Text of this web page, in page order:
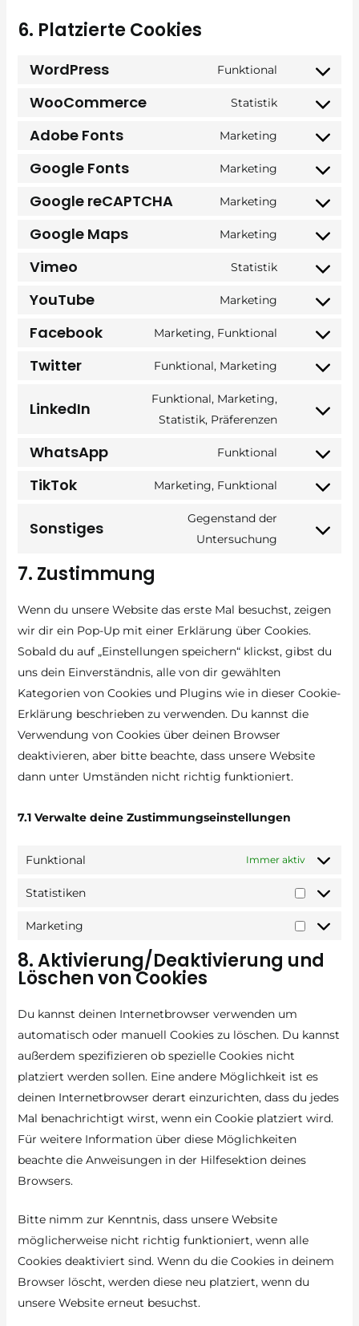
6. Platzierte Cookies
WordPress Funktional
Consent
wordpress
WooCommerce Statistik
Consent
Adobe Fonts Marketing
Consent
adobe-
fonts
Google Fonts Marketing
Consent
google-
fonts
Google reCAPTCHA Marketing
Consent
google-
recaptcha
Google Maps Marketing
Consent
google-
maps
Vimeo Statistik
Consent
vimeo
YouTube Marketing
Consent
youtube
Facebook Marketing, Funktional
Consent
facebook
Twitter Funktional, Marketing
Consent
service
LinkedIn
Funktional, Marketing,
Statistik, Präferenzen
Consent
service
linkedin
WhatsApp Funktional
Consent
whatsapp
TikTok Marketing, Funktional
Consent
service
Sonstiges
Gegenstand der
Untersuchung
Consent
7. Zustimmung
Wenn du unsere Website das erste Mal besuchst, zeigen
wir dir ein Pop-Up mit einer Erklärung über Cookies.
Sobald du auf „Einstellungen speichern“ klickst, gibst du
uns dein Einverständnis, alle von dir gewählten
Kategorien von Cookies und Plugins wie in dieser Cookie-
Erklärung beschrieben zu verwenden. Du kannst die
Verwendung von Cookies über deinen Browser
deaktivieren, aber bitte beachte, dass unsere Website
dann unter Umständen nicht richtig funktioniert.
7.1 Verwalte deine Zustimmungseinstellungen
Funktional Immer aktiv
Statistiken
Marketing
8. Aktivierung/Deaktivierung und
Löschen von Cookies
Du kannst deinen Internetbrowser verwenden um
automatisch oder manuell Cookies zu löschen. Du kannst
außerdem spezifizieren ob spezielle Cookies nicht
platziert werden sollen. Eine andere Möglichkeit ist es
deinen Internetbrowser derart einzurichten, dass du jedes
Mal benachrichtigt wirst, wenn ein Cookie platziert wird.
Für weitere Information über diese Möglichkeiten
beachte die Anweisungen in der Hilfesektion deines
Browsers.
Bitte nimm zur Kenntnis, dass unsere Website
möglicherweise nicht richtig funktioniert, wenn alle
Cookies deaktiviert sind. Wenn du die Cookies in deinem
Browser löscht, werden diese neu platziert, wenn du
unsere Website erneut besuchst.